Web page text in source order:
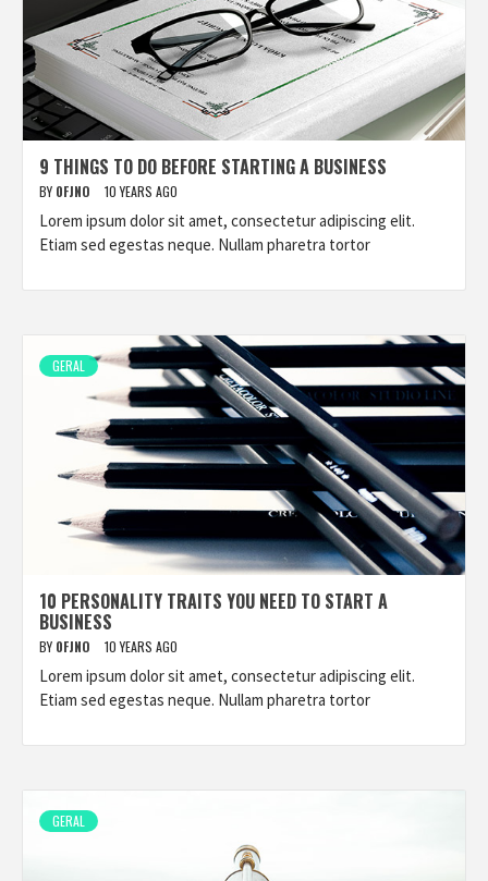
9 THINGS TO DO BEFORE STARTING A BUSINESS
BY 0FJNO 10 YEARS AGO
Lorem ipsum dolor sit amet, consectetur adipiscing elit.
Etiam sed egestas neque. Nullam pharetra tortor
GERAL
10 PERSONALITY TRAITS YOU NEED TO START A
BUSINESS
BY 0FJNO 10 YEARS AGO
Lorem ipsum dolor sit amet, consectetur adipiscing elit.
Etiam sed egestas neque. Nullam pharetra tortor
GERAL